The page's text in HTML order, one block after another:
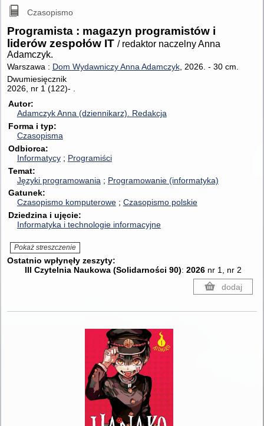
Czasopismo
Programista : magazyn programistów i
liderów zespołów IT / redaktor naczelny Anna
Adamczyk.
Warszawa : Dom Wydawniczy Anna Adamczyk, 2026. - 30 cm.
Dwumiesięcznik
2026, nr 1 (122)- .
Autor
Adamczyk Anna (dziennikarz). Redakcja
Forma i typ
Czasopisma
Odbiorca
Informatycy
Programiści
Temat
Języki programowania
Programowanie (informatyka)
Gatunek
Czasopismo komputerowe
Czasopismo polskie
Dziedzina i ujęcie
Informatyka i technologie informacyjne
Pokaż streszczenie
Ostatnio wpłynęły zeszyty:
III Czytelnia Naukowa (Solidarności 90): 2026nr 1, nr 2
dodaj